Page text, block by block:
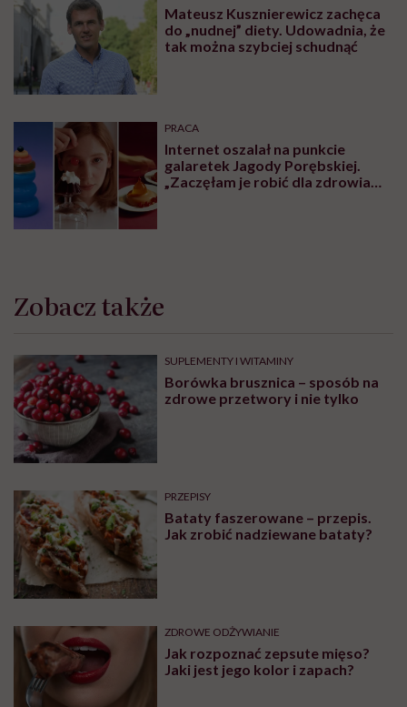
Mateusz Kusznierewicz zachęca
do „nudnej” diety. Udowadnia, że
tak można szybciej schudnąć
PRACA
Internet oszalał na punkcie
galaretek Jagody Porębskiej.
„Zaczęłam je robić dla zdrowia
Zobacz także
SUPLEMENTY I WITAMINY
Borówka brusznica – sposób na
zdrowe przetwory i nie tylko
PRZEPISY
Bataty faszerowane – przepis.
Jak zrobić nadziewane bataty?
ZDROWE ODŻYWIANIE
Jak rozpoznać zepsute mięso?
Jaki jest jego kolor i zapach?